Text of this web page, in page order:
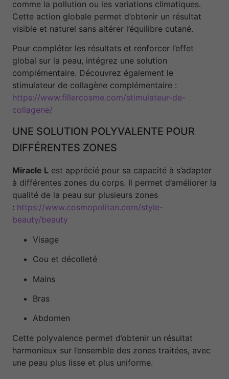
comme la pollution ou les variations climatiques.
Cette action globale permet d’obtenir un résultat
visible et naturel sans altérer l’équilibre cutané.
Pour compléter les résultats et renforcer l’effet
global sur la peau, intégrez une solution
complémentaire. Découvrez également le
stimulateur de collagène complémentaire :
https://www.fillercosme.com/stimulateur-de-
collagene/
UNE SOLUTION POLYVALENTE POUR
DIFFÉRENTES ZONES
Miracle L est apprécié pour sa capacité à s’adapter
à différentes zones du corps. Il permet d’améliorer la
qualité de la peau sur plusieurs zones
: https://www.cosmopolitan.com/style-
beauty/beauty
Visage
Cou et décolleté
Mains
Bras
Abdomen
Cette polyvalence permet d’obtenir un résultat
harmonieux sur l’ensemble des zones traitées, avec
une peau plus lisse et plus uniforme.